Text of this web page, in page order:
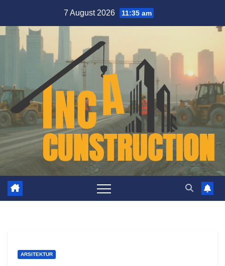
content
7 August 2026 11:35 am
ARSITEKTUR